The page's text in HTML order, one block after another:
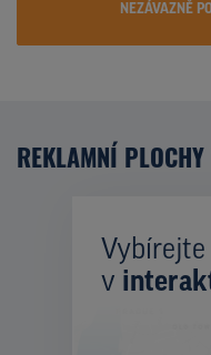
NEZÁVAZNĚ
REKLAMNÍ
Vybírejte
v